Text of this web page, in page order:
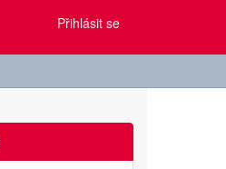
Přihlásit se